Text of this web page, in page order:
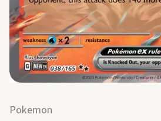
Pokemon